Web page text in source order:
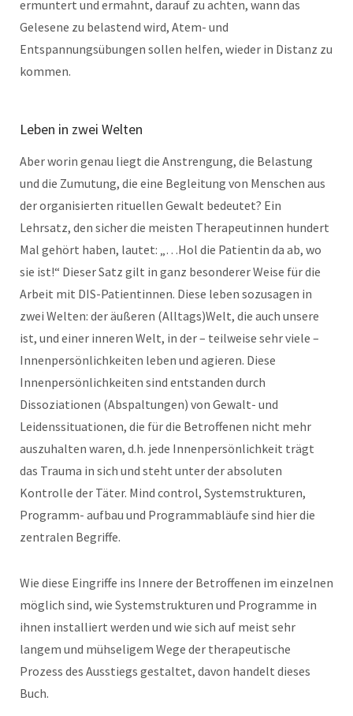
ermuntert und ermahnt, darauf zu achten, wann das
Gelesene zu belastend wird, Atem- und
Entspannungsübungen sollen helfen, wieder in Distanz zu
kommen.
Leben in zwei Welten
Aber worin genau liegt die Anstrengung, die Belastung
und die Zumutung, die eine Begleitung von Menschen aus
der organisierten rituellen Gewalt bedeutet? Ein
Lehrsatz, den sicher die meisten Therapeutinnen hundert
Mal gehört haben, lautet: „…Hol die Patientin da ab, wo
sie ist!“ Dieser Satz gilt in ganz besonderer Weise für die
Arbeit mit DIS-Patientinnen. Diese leben sozusagen in
zwei Welten: der äußeren (Alltags)Welt, die auch unsere
ist, und einer inneren Welt, in der – teilweise sehr viele –
Innenpersönlichkeiten leben und agieren. Diese
Innenpersönlichkeiten sind entstanden durch
Dissoziationen (Abspaltungen) von Gewalt- und
Leidenssituationen, die für die Betroffenen nicht mehr
auszuhalten waren, d.h. jede Innenpersönlichkeit trägt
das Trauma in sich und steht unter der absoluten
Kontrolle der Täter. Mind control, Systemstrukturen,
Programm- aufbau und Programmabläufe sind hier die
zentralen Begriffe.
Wie diese Eingriffe ins Innere der Betroffenen im einzelnen
möglich sind, wie Systemstrukturen und Programme in
ihnen installiert werden und wie sich auf meist sehr
langem und mühseligem Wege der therapeutische
Prozess des Ausstiegs gestaltet, davon handelt dieses
Buch.